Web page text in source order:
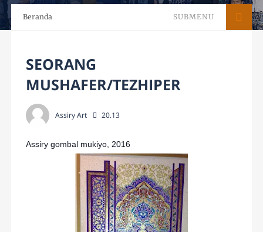
Beranda SUBMENU
SEORANG
MUSHAFER/TEZHIPER
Assiry Art 20.13
Assiry gombal mukiyo, 2016